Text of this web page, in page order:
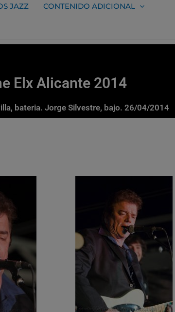
JAZZ
CONTENIDO ADICIONAL
Elx Alicante 2014
bateria. Jorge Silvestre, bajo. 26/04/2014